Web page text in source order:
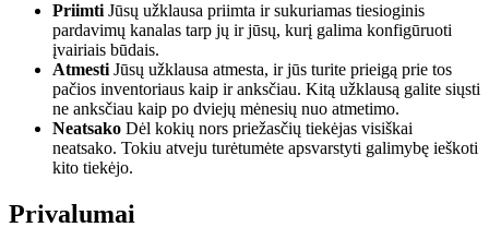
Priimti Jūsų užklausa priimta ir sukuriamas tiesioginis
pardavimų kanalas tarp jų ir jūsų, kurį galima konfigūruoti
įvairiais būdais.
Atmesti Jūsų užklausa atmesta, ir jūs turite prieigą prie tos
pačios inventoriaus kaip ir anksčiau. Kitą užklausą galite siųsti
ne anksčiau kaip po dviejų mėnesių nuo atmetimo.
Neatsako Dėl kokių nors priežasčių tiekėjas visiškai
neatsako. Tokiu atveju turėtumėte apsvarstyti galimybę ieškoti
kito tiekėjo.
Privalumai